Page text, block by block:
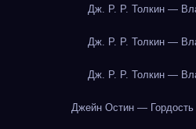
Дж. Р. Р. Толкин —
Дж. Р. Р. Толкин —
Дж. Р. Р. Толкин —
Джейн Остин — Гордость